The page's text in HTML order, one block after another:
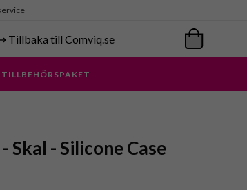
Tillbaka till Comviq.se
TILLBEHÖRSPAKET
Skal - Silicone Case